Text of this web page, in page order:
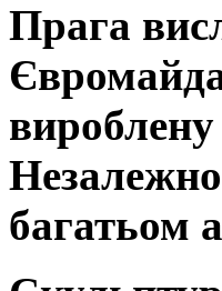
Прага
багатьом